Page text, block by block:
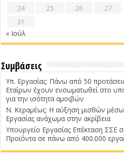
24
25 26 27
31
« Ιούλ
Συμβάσεις
Υπ. Εργασίας: Πάνω από 50
Εταίρων έχουν ενσωματωθεί στο
για την ισότητα αμοιβών
Ν. Κεραμέως: Η αύξηση μισθών
Εργασίας ανάχωμα στην ακρίβεια
Υπουργείο Εργασίας Επέκταση ΣΣΕ
Προϊόντα σε πάνω από 400.000